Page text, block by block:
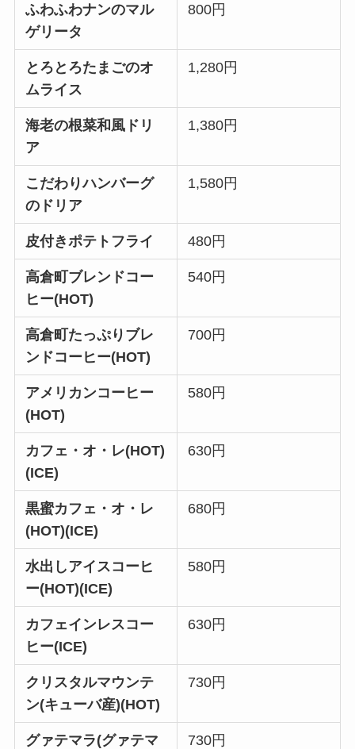
ふわふわナンのマル
ゲリータ
800円
とろとろたまごのオ
ムライス
1,280円
海老の根菜和風ドリ
ア
1,380円
こだわりハンバーグ
のドリア
1,580円
皮付きポテトフライ 480円
高倉町ブレンドコー
ヒー(HOT)
540円
高倉町たっぷりブレ
ンドコーヒー(HOT)
700円
アメリカンコーヒー
(HOT)
580円
カフェ・オ・レ(HOT)
(ICE)
630円
黒蜜カフェ・オ・レ
(HOT)(ICE)
680円
水出しアイスコーヒ
ー(HOT)(ICE)
580円
カフェインレスコー
ヒー(ICE)
630円
クリスタルマウンテ
ン(キューバ産)(HOT)
730円
グァテマラ(グァテマ
730円